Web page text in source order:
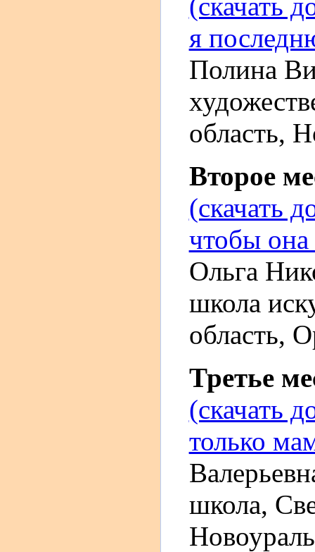
я
Полина
область,
Второе
(скачать
чтобы она
Ольга
школа
область,
Третье
(скачать
только
школа,